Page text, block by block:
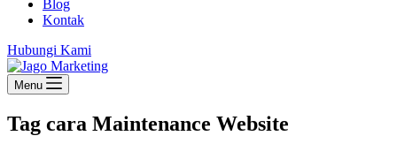
Blog
Kontak
Hubungi Kami
Menu
Tag cara Maintenance Website